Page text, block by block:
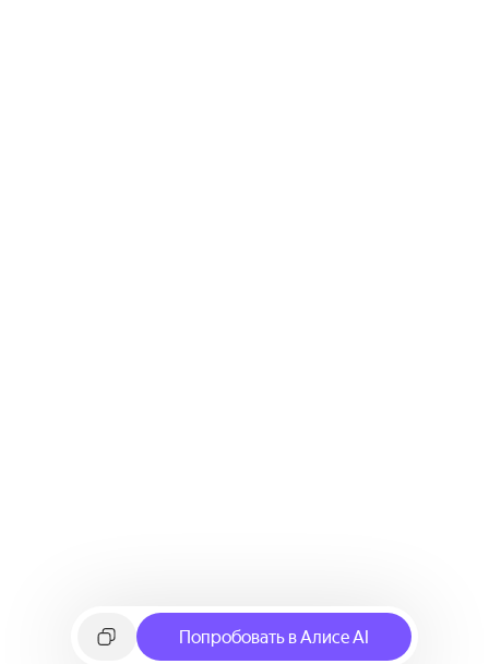
Попробовать в Алисе AI